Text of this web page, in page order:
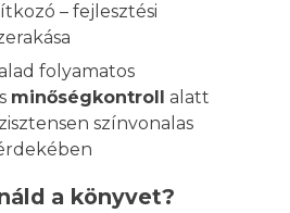
– fejlesztési
folyamatos
minőségkontroll alatt
színvonalas
a könyvet?